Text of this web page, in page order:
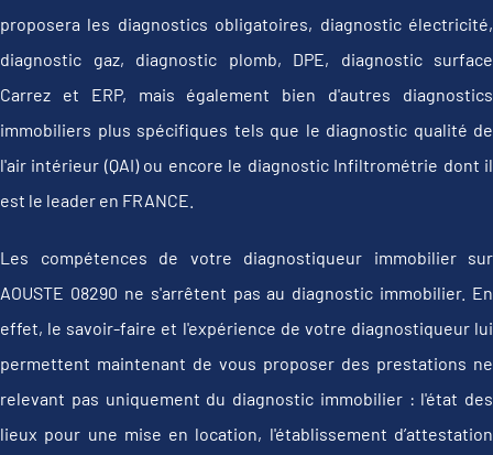
proposera les diagnostics obligatoires, diagnostic électricité,
diagnostic gaz, diagnostic plomb, DPE, diagnostic surface
Carrez et ERP, mais également bien d'autres diagnostics
immobiliers plus spécifiques tels que le diagnostic qualité de
l'air intérieur (QAI) ou encore le diagnostic Infiltrométrie dont il
est le leader en FRANCE.
Les compétences de votre diagnostiqueur immobilier sur
AOUSTE 08290 ne s'arrêtent pas au diagnostic immobilier. En
effet, le savoir-faire et l'expérience de votre diagnostiqueur lui
permettent maintenant de vous proposer des prestations ne
relevant pas uniquement du diagnostic immobilier : l'état des
lieux pour une mise en location, l'établissement d’attestation